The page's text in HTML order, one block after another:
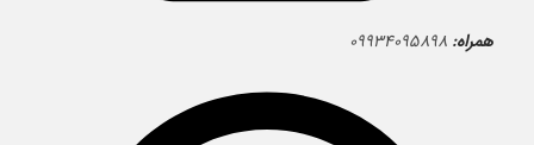
همراه: ۰۹۹۳۴۰۹۵۸۹۸